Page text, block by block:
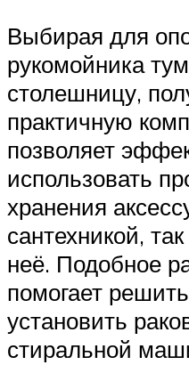
Выбирая для
рукомойника
столешницу,
практичную
позволяет
использовать
хранения
сантехникой,
неё. Подобное
помогает
установить
стиральной